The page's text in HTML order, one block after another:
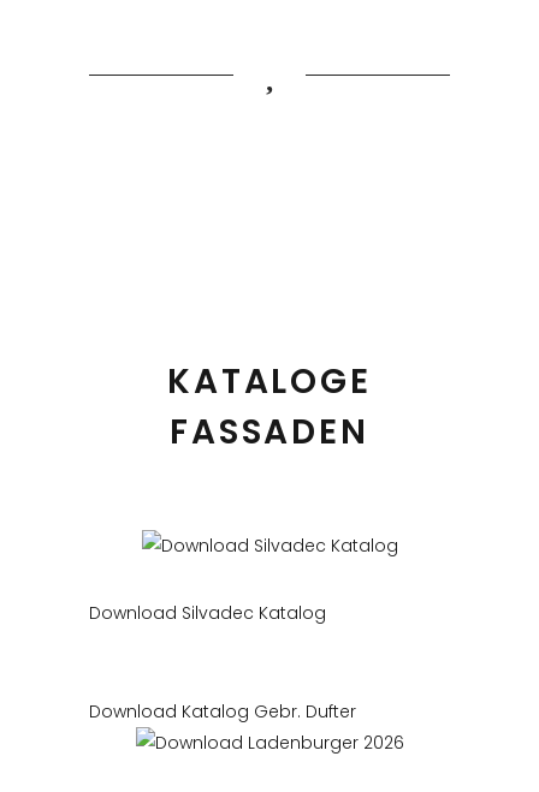
KATALOGE
FASSADEN
Download Silvadec Katalog
Download Katalog Gebr. Dufter